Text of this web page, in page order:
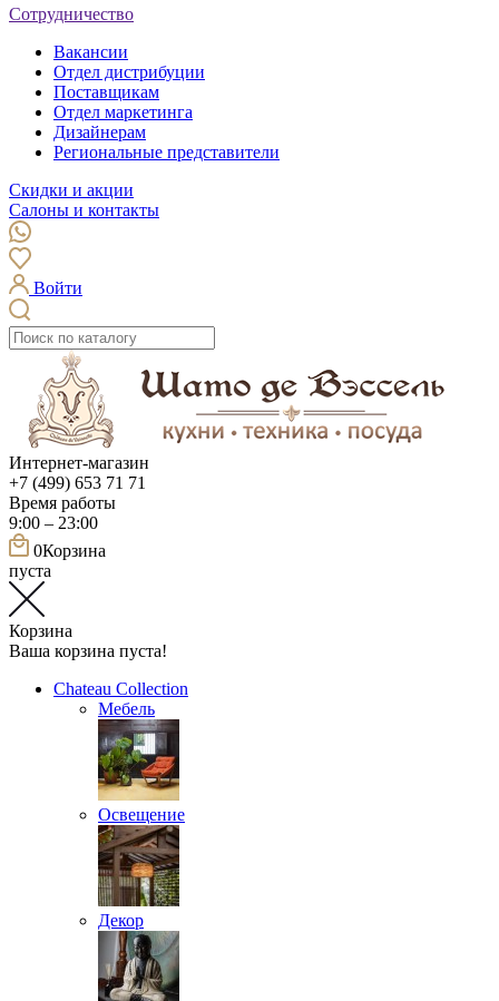
Сотрудничество
Вакансии
Отдел дистрибуции
Поставщикам
Отдел маркетинга
Дизайнерам
Региональные представители
Скидки и акции
Салоны и контакты
Войти
Интернет-магазин
+7 (499) 653 71 71
Время работы
9:00 – 23:00
0Корзина
пуста
Корзина
Ваша корзина пуста!
Chateau Collection
Мебель
Освещение
Декор